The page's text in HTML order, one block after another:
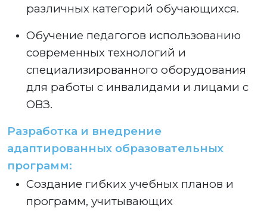
различных категорий обучающихся.
Обучение педагогов использованию
современных технологий и
специализированного оборудования
для работы с инвалидами и лицами с
ОВЗ.
Разработка и внедрение
адаптированных образовательных
программ:
Создание гибких учебных планов и
программ, учитывающих